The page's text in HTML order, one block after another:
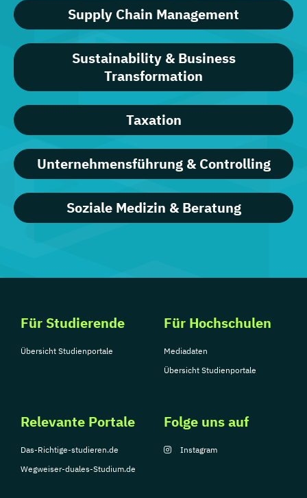
Supply Chain Management
Sustainability & Business
Transformation
Taxation
Unternehmensführung & Controlling
Soziale Medizin & Beratung
Für Studierende
Übersicht Studienportale
Für Hochschulen
Mediadaten
Übersicht Studienportale
Relevante Portale
Das-Richtige-studieren.de
Wegweiser-duales-Studium.de
Folge uns auf
Instagram